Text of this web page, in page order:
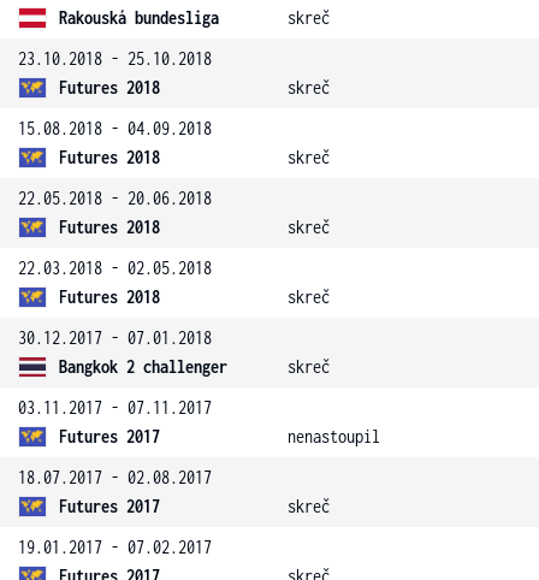
Rakouská bundesliga
skreč
23.10.2018 - 25.10.2018
Futures 2018
skreč
15.08.2018 - 04.09.2018
Futures 2018
skreč
22.05.2018 - 20.06.2018
Futures 2018
skreč
22.03.2018 - 02.05.2018
Futures 2018
skreč
30.12.2017 - 07.01.2018
Bangkok 2 challenger
skreč
03.11.2017 - 07.11.2017
Futures 2017
nenastoupil
18.07.2017 - 02.08.2017
Futures 2017
skreč
19.01.2017 - 07.02.2017
Futures 2017
skreč